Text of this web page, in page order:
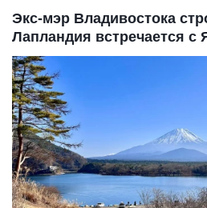
Экс-мэр Владивостока
Лапландия встречается